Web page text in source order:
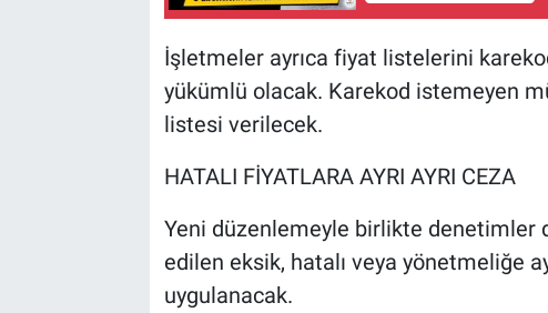
İşletmeler ayrıca fiyat listelerini
yükümlü olacak. Karekod istemeyen
listesi verilecek.
HATALI FİYATLARA AYRI AYRI CEZA
Yeni düzenlemeyle birlikte denetimler
edilen eksik, hatalı veya yönetmeliğe
uygulanacak.